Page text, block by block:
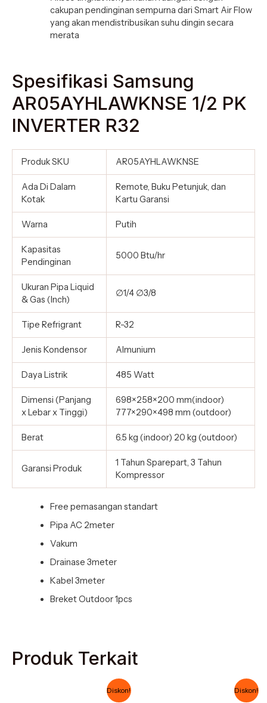
cakupan pendinginan sempurna dari Smart Air Flow
yang akan mendistribusikan suhu dingin secara
merata
Spesifikasi Samsung
AR05AYHLAWKNSE 1/2 PK
INVERTER R32
Produk SKU AR05AYHLAWKNSE
Ada Di Dalam
Kotak
Remote, Buku Petunjuk, dan
Kartu Garansi
Warna Putih
Kapasitas
Pendinginan
5000 Btu/hr
Ukuran Pipa Liquid
& Gas (Inch)
∅1/4 ∅3/8
Tipe Refrigrant R-32
Jenis Kondensor Almunium
Daya Listrik 485 Watt
Dimensi (Panjang
x Lebar x Tinggi)
698×258×200 mm(indoor)
777×290×498 mm (outdoor)
Berat 6.5 kg (indoor) 20 kg (outdoor)
Garansi Produk
1 Tahun Sparepart, 3 Tahun
Kompressor
Free pemasangan standart
Pipa AC 2meter
Vakum
Drainase 3meter
Kabel 3meter
Breket Outdoor 1pcs
Produk Terkait
Diskon!
Harga
saat
Diskon!
Harga
saat